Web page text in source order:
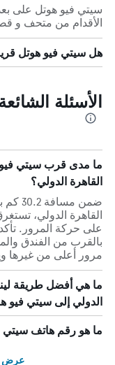
الأقدام من متحف و
هل سيتي فيو هوتل
الأسئلة
ما مدى قرب سيتي
القاهرة الدولي؟
ضمن
على حركة المرور.
بالقرب من الفندق
مرور أعلى من غيرها
ما هي أفضل طريقة
الدولي إلى سيتي فيو
ما هو رقم هاتف سيتي
عرض